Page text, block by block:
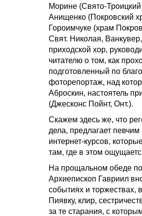
Морине (Свято-
Анищенко (Покровский
Гороимчуке (храм
Свят. Николая,
приходской хор,
читателю о том, как
подготовленный по
фоторепортаж, над
Аброскин, настоятель
(Джесконс Пойнт, Онт.).
Скажем здесь же, что
дела, предлагает
интернет-курсов,
там, где в этом
На прощальном обеде
Архиепископ Гавриил
событиях и торжествах,
Пиявку, клир,
за те старания, с